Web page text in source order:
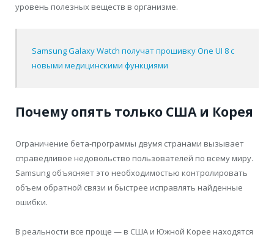
уровень полезных веществ в организме.
Samsung Galaxy Watch получат прошивку One UI 8 с
новыми медицинскими функциями
Почему опять только США и Корея
Ограничение бета-программы двумя странами вызывает
справедливое недовольство пользователей по всему миру.
Samsung объясняет это необходимостью контролировать
объем обратной связи и быстрее исправлять найденные
ошибки.
В реальности все проще — в США и Южной Корее находятся